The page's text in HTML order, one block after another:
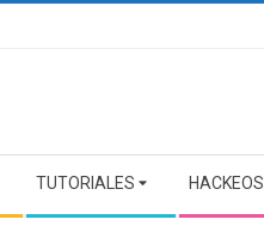
TUTORIALES HACKEOS